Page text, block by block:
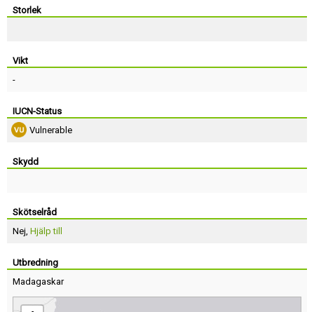
Storlek
Vikt
-
IUCN-Status
Vulnerable
Skydd
Skötselråd
Nej, Hjälp till
Utbredning
Madagaskar